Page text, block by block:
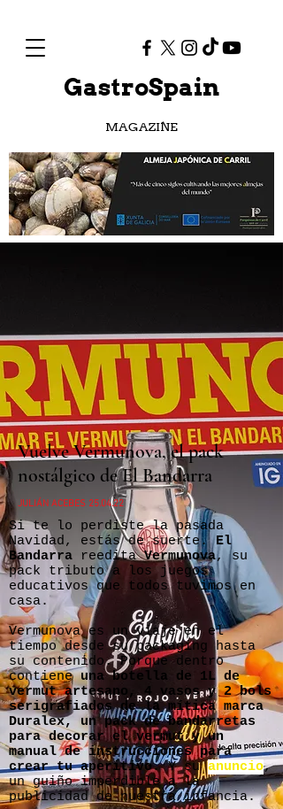
GastroSpain
MAGAZINE
Vuelve Vermunova, el pack
nostálgico de El Bandarra
JULIÁN ACEBES 25.04.22
Si te lo perdiste la pasada
Navidad, estás de suerte.El
Bandarra reeditaVermunova, su
pack tributo a los juegos
educativos que todos tuvimos en
casa.
Vermunova es un viaje en el
tiempo desde su packaging hasta
su contenido. Porque dentro
contieneuna botella de 1L de
vermut artesano, 4 vasos y 2 bols
serigrafiados de la mítica marca
Duralex, un pack de bandarretas
para decorar el vermut y un
manual de instrucciones para
crear tu aperitivo. Y suanuncio,
un guiño imperdible a la
publicidad de nuestra infancia.